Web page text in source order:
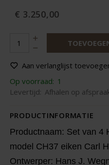
€ 3.250,00
Aan verlanglijst
Op voorraad: 1
Levertijd: Afhalen op
PRODUCTINFORMATIE
Productnaam: Set van 4
model CH37 eiken Carl
Ontwerper: Hans J.